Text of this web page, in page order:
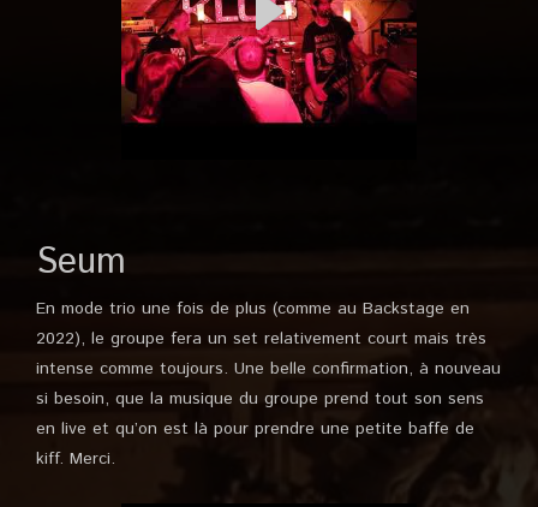
Seum
En mode trio une fois de plus (comme au Backstage en
2022), le groupe fera un set relativement court mais très
intense comme toujours. Une belle confirmation, à nouveau
si besoin, que la musique du groupe prend tout son sens
en live et qu’on est là pour prendre une petite baffe de
kiff. Merci.